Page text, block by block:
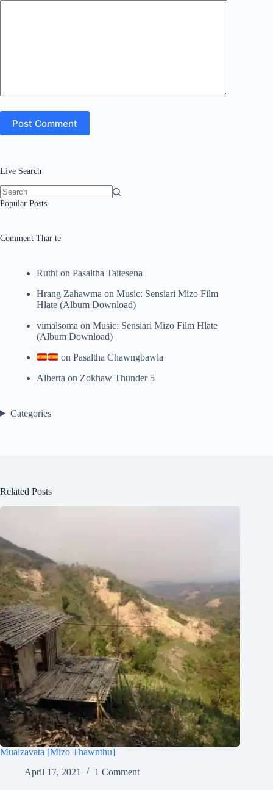
Post Comment
Live Search
No
Popular Posts
Comment Thar te
Ruthi on Pasaltha Taitesena
Hrang Zahawma on Music: Sensiari Mizo Film
Hlate (Album Download)
vimalsoma on Music: Sensiari Mizo Film Hlate
(Album Download)
onPasaltha Chawngbawla
Alberta on Zokhaw Thunder 5
Categories
Related Posts
Mualzavata [Mizo Thawnthu]
April 17, 2021
1 Comment